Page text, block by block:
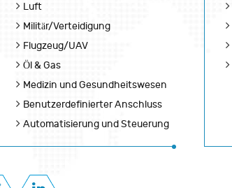
Luft
Militär/Verteidigung
Flugzeug/UAV
Öl & Gas
Medizin und Gesundheitswesen
Benutzerdefinierter Anschluss
Automatisierung und Steuerung